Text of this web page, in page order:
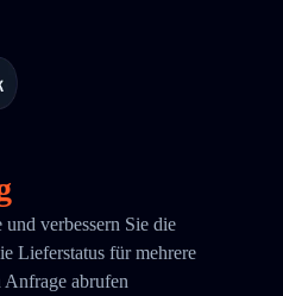
verbessern Sie die
Lieferstatus für mehrere
Anfrage abrufen